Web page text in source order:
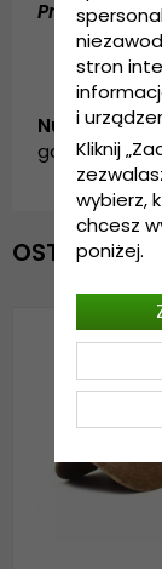
Przewodnik
Numer
OSTATNIO
stron
i
Kliknij
wybierz,
chcesz
poniżej.